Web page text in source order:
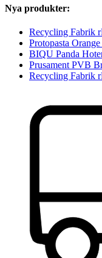
Nya produkter:
Recycling Fabrik
Protopasta
BIQU Panda
Prusament PVB
Recycling Fabrik